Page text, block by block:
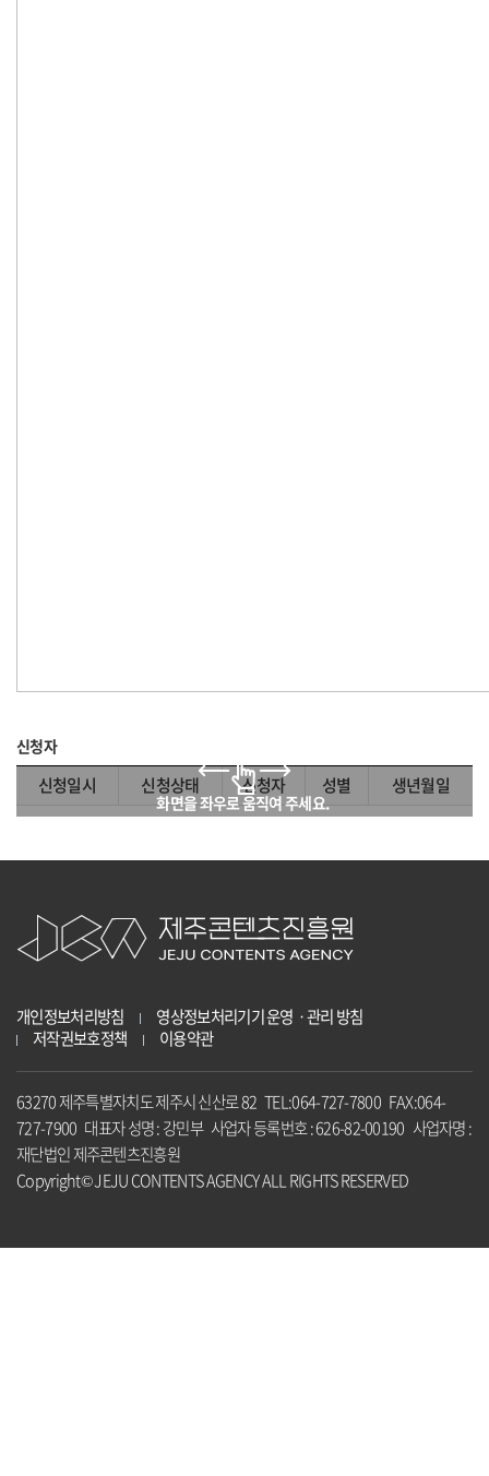
신청자
신청일시 신청상태 신청자 성별 생년월일
개인정보처리방침
영상정보처리기기 운영ㆍ관리 방침
저작권보호정책
이용약관
63270 제주특별자치도 제주시 신산로 82 TEL:064-727-7800 FAX:064-
727-7900 대표자 성명 : 강민부 사업자 등록번호 : 626-82-00190 사업자명 :
재단법인 제주콘텐츠진흥원
Copyright© JEJU CONTENTS AGENCY ALL RIGHTS RESERVED